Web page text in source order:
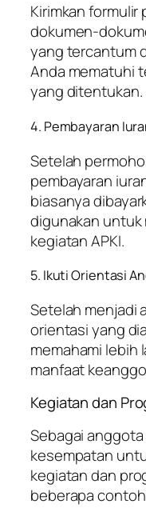
Kirimkan
dokumen-
yang tercantum
Anda mematuhi
yang ditentukan.
4. Pembayaran
Setelah
pembayaran
biasanya
digunakan
kegiatan APKI.
5. Ikuti Orientasi
Setelah menjadi
orientasi yang
memahami lebih
manfaat
Kegiatan dan
Sebagai anggota
kesempatan
kegiatan dan
beberapa